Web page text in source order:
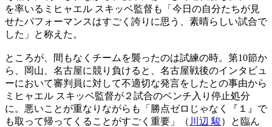
を率いるミヒャエル スキッベ監督も「今日の自分たちが見
せたパフォーマンスはすごく誇りに思う、素晴らしい試合で
した」と称えた。
ところが、間もなくチームを襲ったのは試練の時。第10節か
ら、岡山、名古屋に競り負けると、名古屋戦後のインタビュ
ーにおいて審判員に対して不適切な発言をしたとの事由から
ミヒャエル スキッベ監督が２試合のベンチ入り停止処分
に。悪いことが重なりながらも「勝点ゼロじゃなく『１』で
も取って帰ってくることがすごく重要」（ 川辺 駿）と臨ん